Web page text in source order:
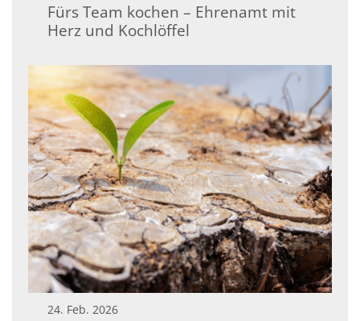
Fürs Team kochen – Ehrenamt mit
Herz und Kochlöffel
24. Feb. 2026